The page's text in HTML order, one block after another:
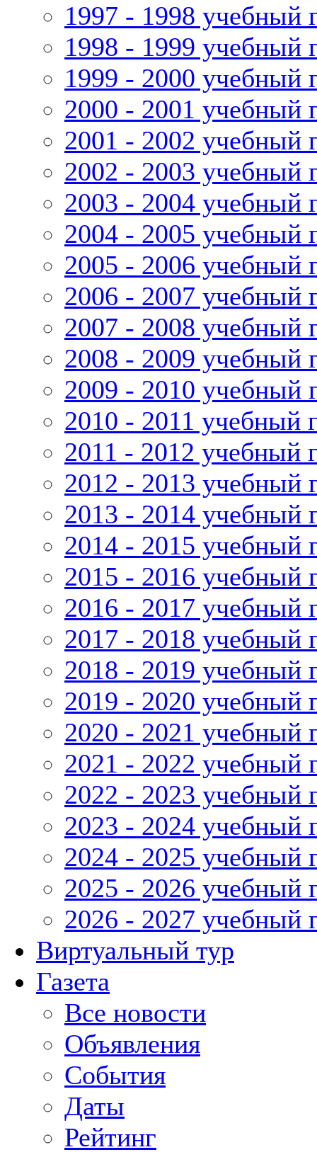
1997 - 1998 учебный
1998 - 1999 учебный
1999 - 2000 учебный
2000 - 2001 учебный
2001 - 2002 учебный
2002 - 2003 учебный
2003 - 2004 учебный
2004 - 2005 учебный
2005 - 2006 учебный
2006 - 2007 учебный
2007 - 2008 учебный
2008 - 2009 учебный
2009 - 2010 учебный
2010 - 2011 учебный
2011 - 2012 учебный
2012 - 2013 учебный
2013 - 2014 учебный
2014 - 2015 учебный
2015 - 2016 учебный
2016 - 2017 учебный
2017 - 2018 учебный
2018 - 2019 учебный
2019 - 2020 учебный
2020 - 2021 учебный
2021 - 2022 учебный
2022 - 2023 учебный
2023 - 2024 учебный
2024 - 2025 учебный
2025 - 2026 учебный
2026 - 2027 учебный
Виртуальный тур
Газета
Все новости
Объявления
События
Даты
Рейтинг